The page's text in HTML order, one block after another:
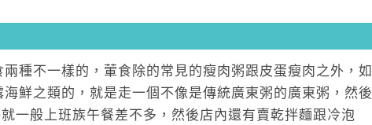
種不一樣的，葷食除的常見的瘦肉粥跟皮蛋瘦肉之外，如
鮮之類的，就是走一個不像是傳統廣東粥的廣東粥，然後
一般上班族午餐差不多，然後店內還有賣乾拌麵跟冷泡